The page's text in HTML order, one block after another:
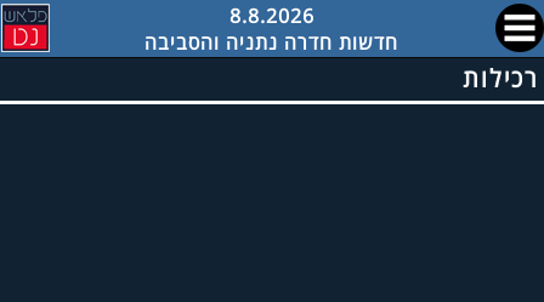
8.8.2026
חדשות חדרה נתניה והסביבה
רכילות